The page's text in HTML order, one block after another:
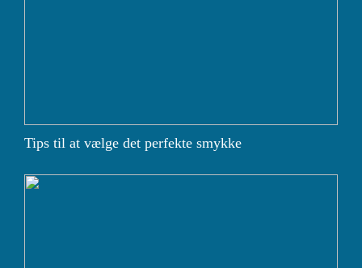
Tips til at vælge det perfekte smykke